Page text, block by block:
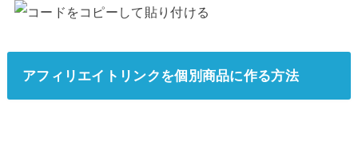
アフィリエイトリンクを個別商品に作る方法